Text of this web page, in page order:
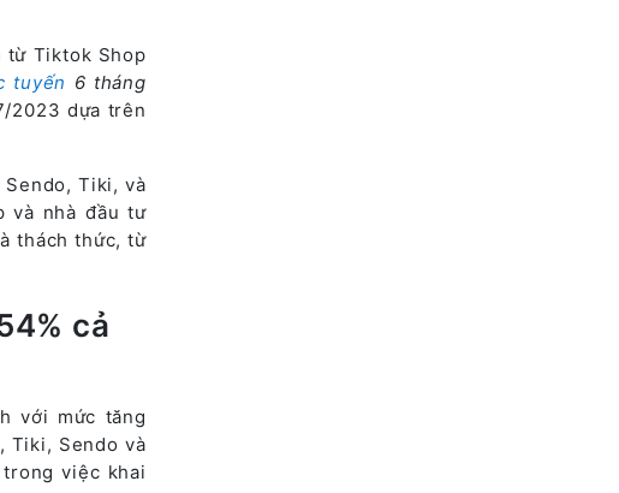
từ Tiktok Shop
tuyến 6 tháng
2023 dựa trên
Tiki, và
và nhà đầu tư
thách thức, từ
cả
với mức tăng
Tiki, Sendo và
việc khai